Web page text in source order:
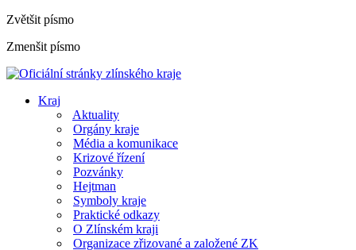
Zvětšit písmo
Zmenšit písmo
Kraj
Aktuality
Orgány kraje
Média a komunikace
Krizové řízení
Pozvánky
Hejtman
Symboly kraje
Praktické odkazy
O Zlínském kraji
Organizace zřizované a založené ZK